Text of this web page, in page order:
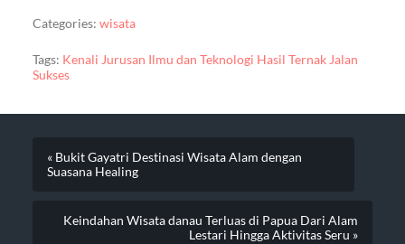
Categories: wisata
Tags: Kenali Jurusan Ilmu dan Teknologi Hasil Ternak Jalan
Sukses
« Bukit Gayatri Destinasi Wisata Alam dengan
Suasana Healing
Keindahan Wisata danau Terluas di Papua Dari Alam
Lestari Hingga Aktivitas Seru »